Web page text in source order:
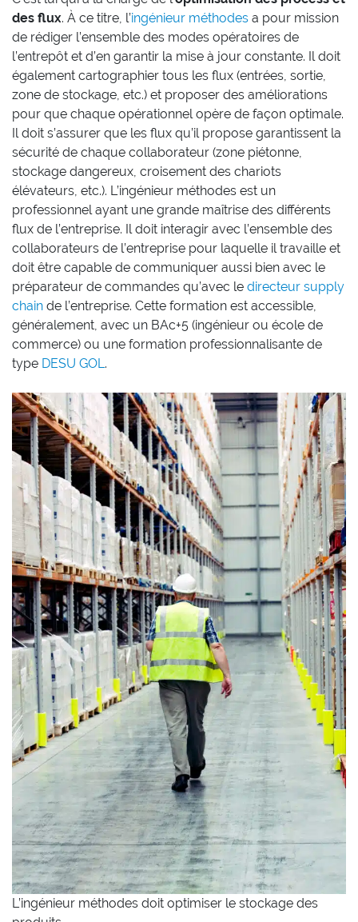
des flux. À ce titre, l’ingénieur méthodes a pour mission
de rédiger l’ensemble des modes opératoires de
l’entrepôt et d’en garantir la mise à jour constante. Il doit
également cartographier tous les flux (entrées, sortie,
zone de stockage, etc.) et proposer des améliorations
pour que chaque opérationnel opère de façon optimale.
Il doit s’assurer que les flux qu’il propose garantissent la
sécurité de chaque collaborateur (zone piétonne,
stockage dangereux, croisement des chariots
élévateurs, etc.). L’ingénieur méthodes est un
professionnel ayant une grande maîtrise des différents
flux de l’entreprise. Il doit interagir avec l’ensemble des
collaborateurs de l’entreprise pour laquelle il travaille et
doit être capable de communiquer aussi bien avec le
préparateur de commandes qu’avec le directeur supply
chain de l’entreprise. Cette formation est accessible,
généralement, avec un BAc+5 (ingénieur ou école de
commerce) ou une formation professionnalisante de
type DESU GOL.
L’ingénieur méthodes doit optimiser le stockage des